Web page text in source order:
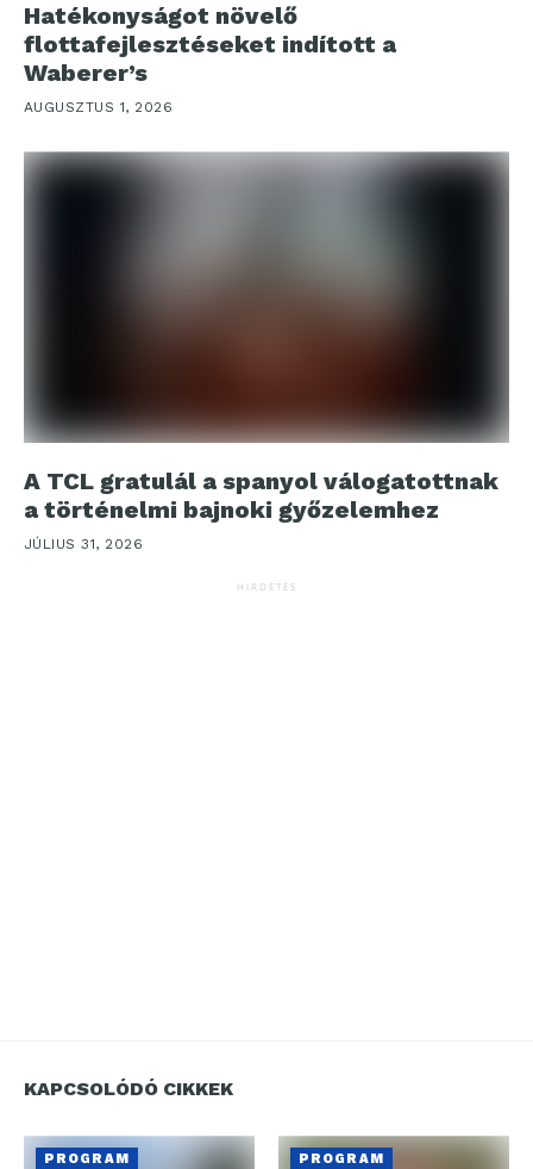
Hatékonyságot növelő
flottafejlesztéseket indított a
Waberer’s
AUGUSZTUS 1, 2026
A TCL gratulál a spanyol válogatottnak
a történelmi bajnoki győzelemhez
JÚLIUS 31, 2026
HIRDETÉS
KAPCSOLÓDÓ CIKKEK
PROGRAM PROGRAM